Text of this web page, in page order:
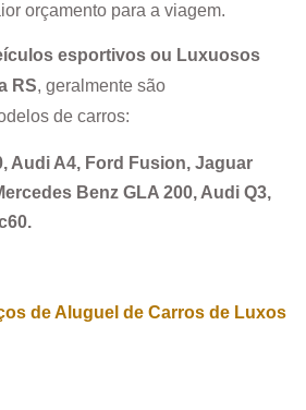
orçamento para a viagem.
esportivos ou Luxuosos
RS, geralmente são
de carros:
Audi A4, Ford Fusion, Jaguar
Benz GLA 200, Audi Q3,
de Aluguel de Carros de Luxos